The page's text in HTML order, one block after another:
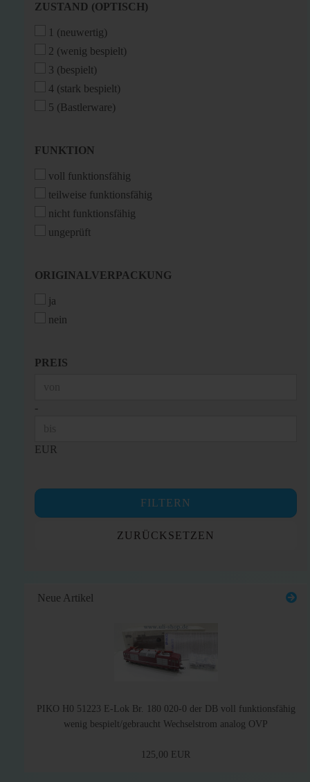
ZUSTAND
ZUSTAND (OPTISCH)
1 (neuwertig)
2 (wenig bespielt)
3 (bespielt)
4 (stark bespielt)
5 (Bastlerware)
FUNKTION
FUNKTION
voll funktionsfähig
teilweise funktionsfähig
nicht funktionsfähig
ungeprüft
ORIGINALVERPACKUNG
ORIGINALVERPACKUNG
ja
nein
PREIS
PREIS
-
EUR
FILTERN
ZURÜCKSETZEN
Neue Artikel
PIKO H0 51223 E-Lok Br. 180 020-0 der DB voll funktionsfähig
wenig bespielt/gebraucht Wechselstrom analog OVP
125,00 EUR